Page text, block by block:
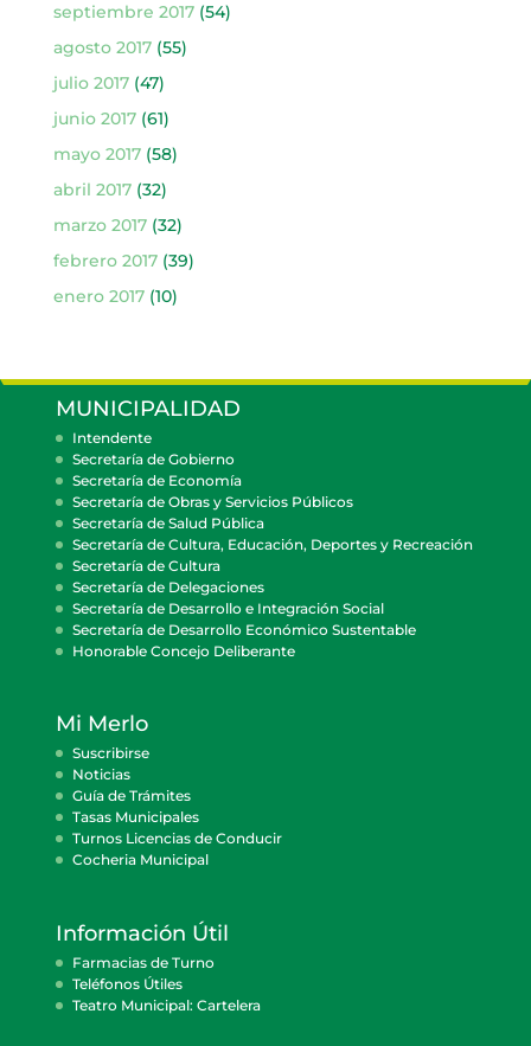
septiembre 2017(54)
agosto 2017(55)
julio 2017(47)
junio 2017(61)
mayo 2017(58)
abril 2017(32)
marzo 2017(32)
febrero 2017(39)
enero 2017(10)
MUNICIPALIDAD
Intendente
Secretaría de Gobierno
Secretaría de Economía
Secretaría de Obras y Servicios Públicos
Secretaría de Salud Pública
Secretaría de Cultura, Educación, Deportes y Recreación
Secretaría de Cultura
Secretaría de Delegaciones
Secretaría de Desarrollo e Integración Social
Secretaría de Desarrollo Económico Sustentable
Honorable Concejo Deliberante
Mi Merlo
Suscribirse
Noticias
Guía de Trámites
Tasas Municipales
Turnos Licencias de Conducir
Cocheria Municipal
Información Útil
Farmacias de Turno
Teléfonos Útiles
Teatro Municipal: Cartelera